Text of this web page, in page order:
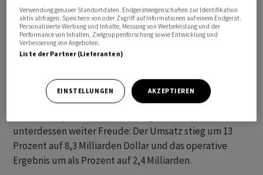
Der Streaming-Umsatz legte derweil um neun Prozent
auf 5,5 Milliarden Dollar zu. Die Abonnentenzahl von
Disney+ legte binnen drei Monaten von 104,9 auf 105,7
Millionen zu. Im indischen Streaming-Geschäft fiel die
Millionen.
unterdessen weiter Freude: Der Umsatz stieg um 13
Prozent auf 8,3 Milliarden Dollar und das operative
Ergebnis um als Prozent auf 2,4 Milliarden.
Verwendung genauer Standortdaten. Endgeräteeigenschaften zur Identifikation
aktiv abfragen. Speichern von oder Zugriff auf Informationen auf einem Endgerät.
Personalisierte Werbung und Inhalte, Messung von Werbeleistung und der
Performance von Inhalten, Zielgruppenforschung sowie Entwicklung und
Verbesserung von Angeboten.
Liste der Partner (Lieferanten)
EINSTELLUNGEN AKZEPTIEREN